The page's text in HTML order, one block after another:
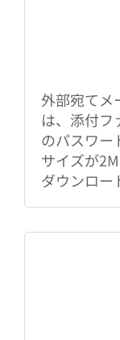
外部宛てメ
は、添付フ
のパスワー
サイズが
ダウンロー